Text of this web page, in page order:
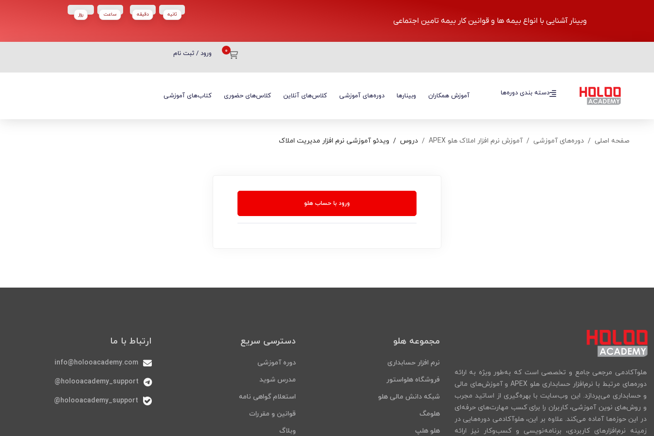
وبینار آشنایی با انواع بیمه ها و قوانین کار بیمه تامین اجتماعی
روز ساعت‌ دقیقه ثانیه
ورود / ثبت نام
دسته بندی دوره‌ها آموزش همکاران وبینارها دوره‌های آموزشی کلاس‌های آنلاین کلاس‌های حضوری کتاب‌های آموزشی دسته بندی دوره‌ها
صفحه اصلی دوره‌های آموزشی آموزش نرم افزار املاک هلو APEX دروس ویدئو آموزشی نرم افزار مدیریت املاک
ورود با حساب هلو
هلوآکادمی مرجعی جامع و تخصصی است که به‌طور ویژه به ارائه
دوره‌های مرتبط با نرم‌افزار حسابداری هلو APEX و آموزش‌های مالی
و حسابداری می‌پردازد. این وب‌سایت با بهره‌گیری از اساتید مجرب
و روش‌های نوین آموزشی، کاربران را برای کسب مهارت‌های حرفه‌ای
در این حوزه‌ها آماده می‌کند. علاوه بر این، هلوآکادمی دوره‌هایی در
زمینه نرم‌افزارهای کاربردی، برنامه‌نویسی و کسب‌وکار نیز ارائه
مجموعه هلو
نرم افزار حسابداری
فروشگاه هلواستور
شبکه دانش مالی هلو
هلومگ
هلو هلپ
دسترسی سریع
دوره آموزشی
مدرس شوید
استعلام گواهی نامه
قوانین و مقررات
وبلاگ
ارتباط با ما
info@holooacademy.com
holooacademy_support@
holooacademy_support@